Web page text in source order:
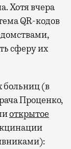
Хотя вчера
QR-кодов
сферу их
больниц (в
Проценко,
открытое